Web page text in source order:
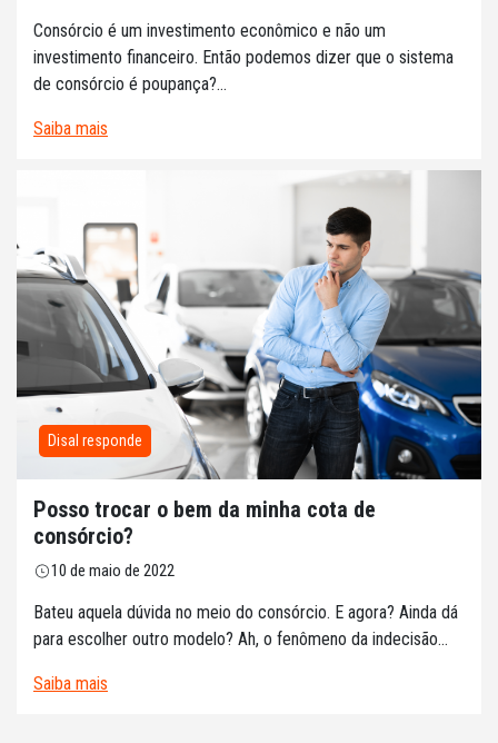
Consórcio é um investimento econômico e não um
investimento financeiro. Então podemos dizer que o sistema
de consórcio é poupança?...
Saiba mais
Disal responde
Posso trocar o bem da minha cota de
consórcio?
10 de maio de 2022
Bateu aquela dúvida no meio do consórcio. E agora? Ainda dá
para escolher outro modelo? Ah, o fenômeno da indecisão...
Saiba mais